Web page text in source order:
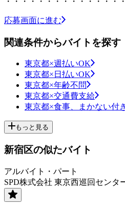
応募画面に進む
関連条件からバイトを探す
東京都×週払いOK
東京都×日払いOK
東京都×年齢不問
東京都×交通費支給
東京都×食事、まかない付
もっと見る
新宿区の似たバイト
アルバイト・パート
SPD株式会社 東京西巡回センタ